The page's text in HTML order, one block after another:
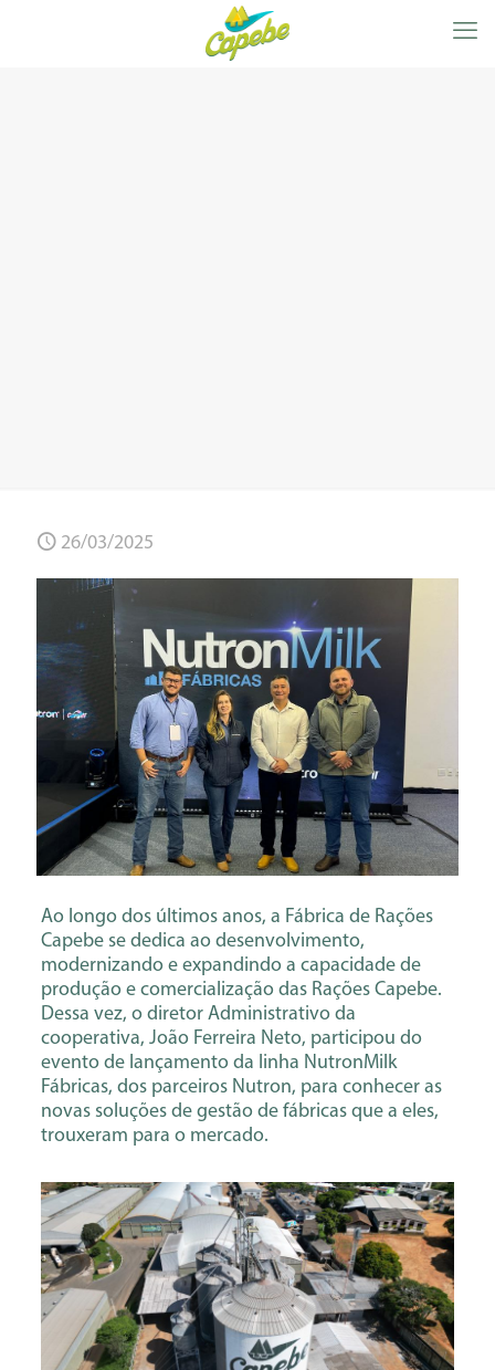
26/03/2025
Ao longo dos últimos anos, a Fábrica de Rações
Capebe se dedica ao desenvolvimento,
modernizando e expandindo a capacidade de
produção e comercialização das Rações Capebe.
Dessa vez, o diretor Administrativo da
cooperativa, João Ferreira Neto, participou do
evento de lançamento da linha NutronMilk
Fábricas, dos parceiros Nutron, para conhecer as
novas soluções de gestão de fábricas que a eles,
trouxeram para o mercado.